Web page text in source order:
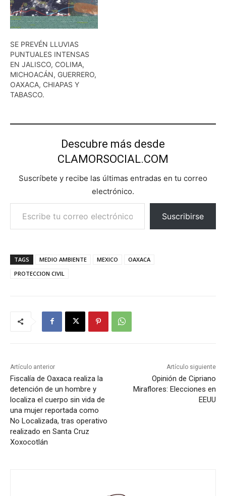
SE PREVÉN LLUVIAS
PUNTUALES INTENSAS
EN JALISCO, COLIMA,
MICHOACÁN, GUERRERO,
OAXACA, CHIAPAS Y
TABASCO.
Descubre más desde
CLAMORSOCIAL.COM
Suscríbete y recibe las últimas entradas en tu correo
electrónico.
Escribe tu correo electrónico…
Suscribirse
TAGS MEDIO AMBIENTE MEXICO
OAXACA
PROTECCION CIVIL
Artículo anterior
Fiscalía de Oaxaca realiza la
detención de un hombre y
localiza el cuerpo sin vida de
una mujer reportada como
No Localizada, tras operativo
realizado en Santa Cruz
Xoxocotlán
Artículo siguiente
Opinión de Cipriano
Miraflores: Elecciones en
EEUU